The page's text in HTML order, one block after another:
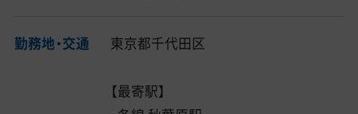
勤務地・交通 東京都千代田区
【最寄駅】